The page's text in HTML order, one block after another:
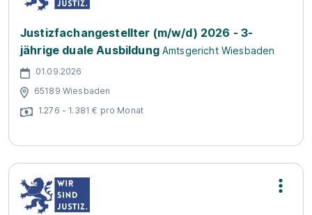
Justizfachangestellter (m/w/d) 2026 - 3-
jährige duale Ausbildung Amtsgericht Wiesbaden
01.09.2026
65189 Wiesbaden
1.276 - 1.381 € pro Monat